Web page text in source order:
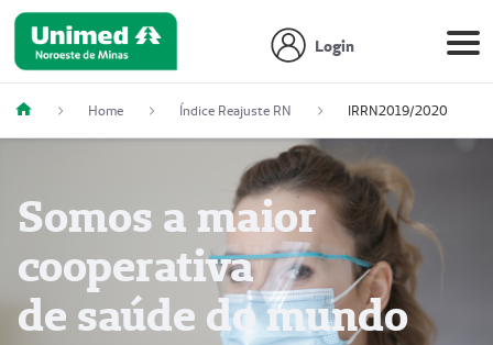
Login
Home Índice Reajuste RN IRRN2019/2020
Somos a maior
cooperativa
de saúde do mundo